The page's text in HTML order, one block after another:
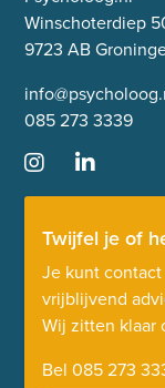
Winschoterdiep
9723 AB
085 273 3339
Twijfel je of
Je kunt
vrijblijvend
Wij zitten klaar
Bel 085 273